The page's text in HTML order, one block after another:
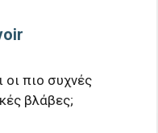
οι πιο συχνές
βλάβες;